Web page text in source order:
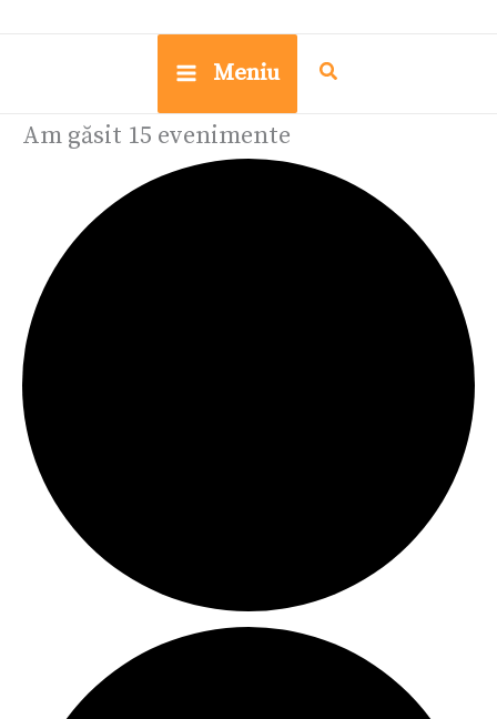
Meniu
Am găsit 15 evenimente